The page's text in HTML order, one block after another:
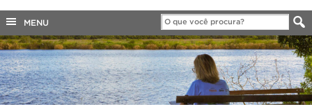
Legislação
Canais
COBALTO
CONCURSOS
EDITAIS
INTERNACIONAL
MENU